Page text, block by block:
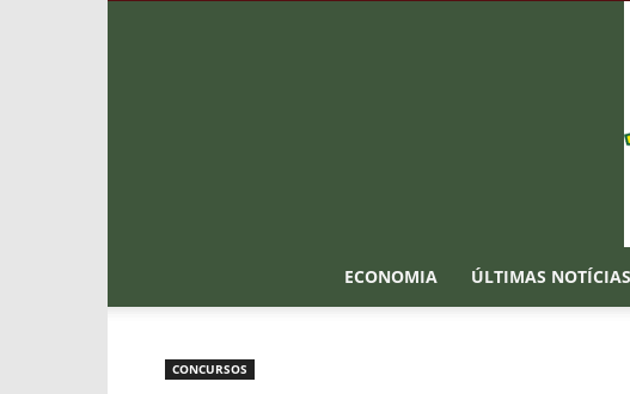
ECONOMIA ÚLTIMAS NOTÍCIAS
CONCURSOS